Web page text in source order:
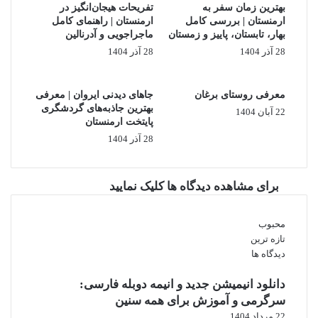
هستند.
دلایل محبوبیت:
عدم نیاز به ویزا
فاصله کم از ایران
برای سفر چندروزه بسیار مناسب است.
کشور ارمنستان و پایتخت آن ایروان هم گزینه اقتصادی خوبی محسوب
می‌شود.
سفر زمینی امکان‌پذیر
هزینه اقامت مناسب
امنیت بالا
برای کسانی که اولین سفر خارجی را تجربه می‌کنند انتخاب خوبی است.
ی
د
تفریحات هیجان‌انگیز در
ارمنستان | راهنمای کامل
ماجراجویی و آدرنالین
28 آذر 1404
بهترین زمان سفر به
ارمنستان | بررسی کامل
بهار، تابستان، پاییز و زمستان
28 آذر 1404
جاهای دیدنی ایروان | معرفی
بهترین جاذبه‌های گردشگری
پایتخت ارمنستان
28 آذر 1404
معرفی روستای برغان
22 آبان 1404
برای مشاهده دیدگاه ها کلیک نمایید
محبوب
تازه ترین
دیدگاه ها
دانلود انیمیشن جدید و انیمه دوبله فارسی:
سرگرمی و آموزش برای همه سنین